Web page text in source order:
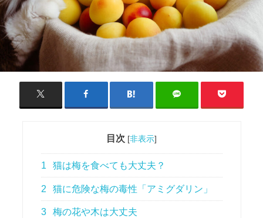
目次 [非表示]
1 猫は梅を食べても大丈夫？
2 猫に危険な梅の毒性「アミグダリン」
3 梅の花や木は大丈夫